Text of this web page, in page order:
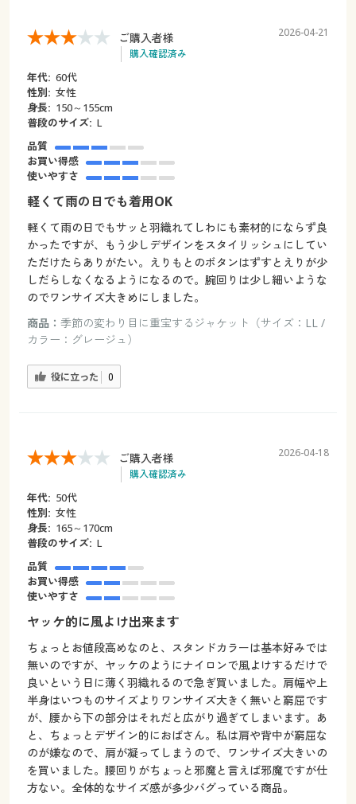
ご購入者様
購入確認済み
2026-04-21
年代: 60代
性別: 女性
身長: 150～155cm
普段のサイズ: L
品質
お買い得感
使いやすさ
軽くて雨の日でも着用OK
軽くて雨の日でもサッと羽織れてしわにも素材的にならず良
かったですが、もう少しデザインをスタイリッシュにしてい
ただけたらありがたい。えりもとのボタンはずすとえりが少
しだらしなくなるようになるので。腕回りは少し細いような
のでワンサイズ大きめにしました。
商品： 季節の変わり目に重宝するジャケット（サイズ：LL /
カラー：グレージュ）
役に立った 0
ご購入者様
購入確認済み
2026-04-18
年代: 50代
性別: 女性
身長: 165～170cm
普段のサイズ: L
品質
お買い得感
使いやすさ
ヤッケ的に風よけ出来ます
ちょっとお値段高めなのと、スタンドカラーは基本好みでは
無いのですが、ヤッケのようにナイロンで風よけするだけで
良いという日に薄く羽織れるので急ぎ買いました。肩幅や上
半身はいつものサイズよりワンサイズ大きく無いと窮屈です
が、腰から下の部分はそれだと広がり過ぎてしまいます。あ
と、ちょっとデザイン的におばさん。私は肩や背中が窮屈な
のが嫌なので、肩が凝ってしまうので、ワンサイズ大きいの
を買いました。腰回りがちょっと邪魔と言えば邪魔ですが仕
方ない。全体的なサイズ感が多少バグっている商品。